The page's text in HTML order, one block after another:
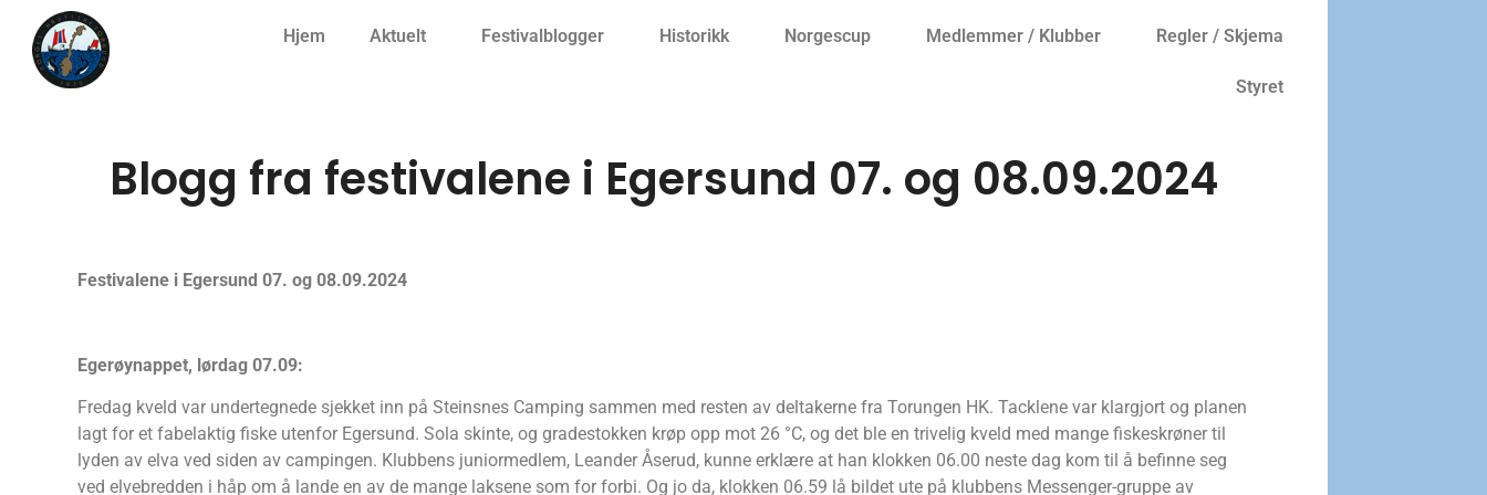
Hjem Aktuelt Festivalblogger Historikk Norgescup Medlemmer / Klubber Regler / Skjema
Styret
Blogg fra festivalene i Egersund 07. og 08.09.2024
Festivalene i Egersund 07. og 08.09.2024
Egerøynappet, lørdag 07.09:
Fredag kveld var undertegnede sjekket inn på Steinsnes Camping sammen med resten av deltakerne fra Torungen HK. Tacklene var klargjort og planen
lagt for et fabelaktig fiske utenfor Egersund. Sola skinte, og gradestokken krøp opp mot 26 °C, og det ble en trivelig kveld med mange fiskeskrøner til
lyden av elva ved siden av campingen. Klubbens juniormedlem, Leander Åserud, kunne erklære at han klokken 06.00 neste dag kom til å befinne seg
ved elvebredden i håp om å lande en av de mange laksene som for forbi. Og jo da, klokken 06.59 lå bildet ute på klubbens Messenger-gruppe av